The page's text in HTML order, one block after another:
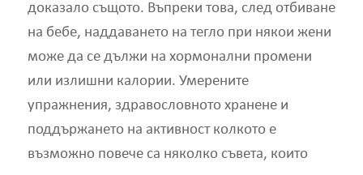
доказало същото. Въпреки това, след отбиване
на бебе, наддаването на тегло при някои жени
може да се дължи на хормонални промени
или излишни калории. Умерените
упражнения, здравословното хранене и
поддържането на активност колкото е
възможно повече са няколко съвета, които